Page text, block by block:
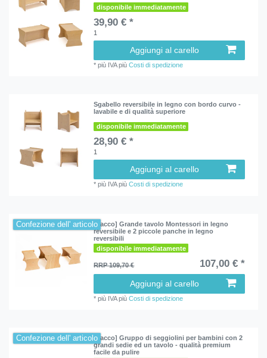
disponibile immediatamente
39,90 € *
1
Aggiungi al carello
*più IVApiùCosti di spedizione
Sgabello reversibile in legno con bordo curvo -
lavabile e di qualità superiore
disponibile immediatamente
28,90 € *
1
Aggiungi al carello
*più IVApiùCosti di spedizione
Confezione dell' articolo[Pacco] Grande tavolo Montessori in legno
reversibile e 2 piccole panche in legno
reversibili
disponibile immediatamente
RRP 109,70 € 107,00 € *
Aggiungi al carello
*più IVApiùCosti di spedizione
Confezione dell' articolo[Pacco] Gruppo di seggiolini per bambini con 2
grandi sedie ed un tavolo - qualità premium
facile da pulire